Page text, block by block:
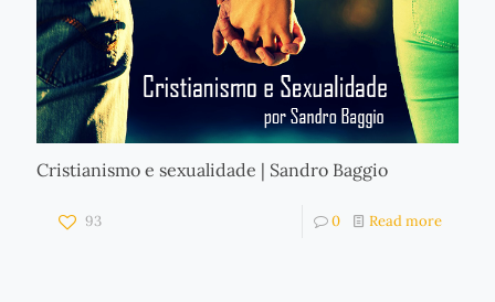
Cristianismo e sexualidade | Sandro Baggio
93 0 Read more